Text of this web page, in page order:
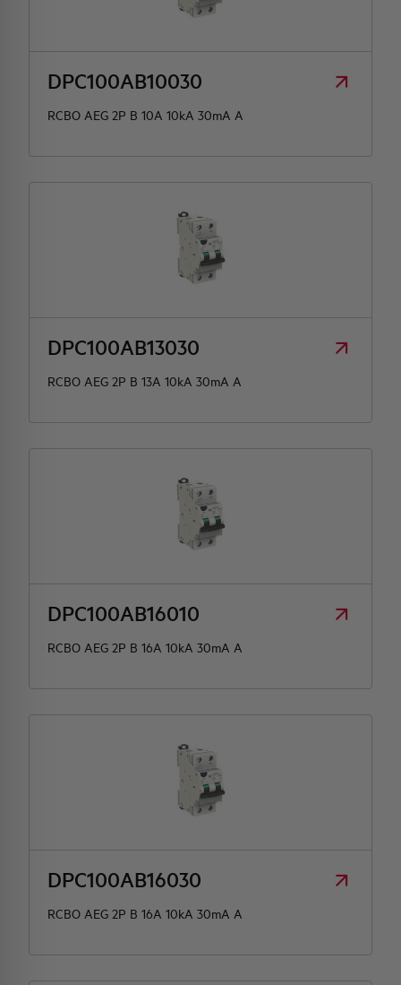
DPC100AB10030
RCBO AEG 2P B 10A 10kA 30mA A
DPC100AB13030
RCBO AEG 2P B 13A 10kA 30mA A
DPC100AB16010
RCBO AEG 2P B 16A 10kA 30mA A
DPC100AB16030
RCBO AEG 2P B 16A 10kA 30mA A
SOCIAL COMMITMENT